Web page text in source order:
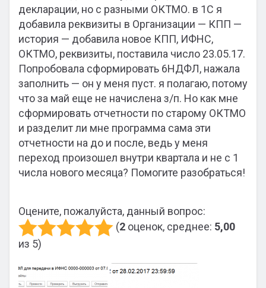
декларации, но с разными ОКТМО. в 1С я
добавила реквизиты в Организации — КПП —
история — добавила новое КПП, ИФНС,
ОКТМО, реквизиты, поставила число 23.05.17.
Попробовала сформировать 6НДФЛ, нажала
заполнить — он у меня пуст. я полагаю, потому
что за май еще не начислена з/п. Но как мне
сформировать отчетности по старому ОКТМО
и разделит ли мне программа сама эти
отчетности на до и после, ведь у меня
переход произошел внутри квартала и не с 1
числа нового месяца? Помогите разобраться!
Оцените, пожалуйста, данный вопрос:
(2 оценок, среднее: 5,00
из 5)